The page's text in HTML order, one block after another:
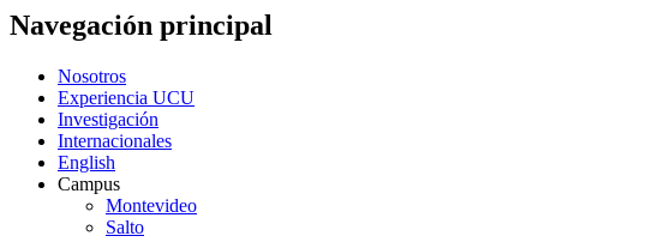
Navegación principal
Nosotros
Experiencia UCU
Investigación
Internacionales
English
Campus
Montevideo
Salto